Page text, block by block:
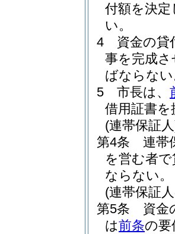
付額を決
い。
4
資金の貸
事を完成
ばならな
5
市長は、
借用証書
(連帯保証
第4条
連帯
を営む者
ならない。
(連帯保証
第5条
資金
は前条の要